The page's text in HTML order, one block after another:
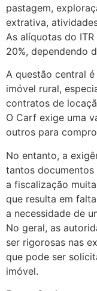
pastagem,
extrativa,
As alíquotas do ITR
20%, dependendo
A questão central é
imóvel rural,
contratos de
O Carf exige uma
outros para
No entanto, a
tantos documentos
a fiscalização
que resulta em
a necessidade de
No geral, as
ser rigorosas nas
que pode ser
imóvel.